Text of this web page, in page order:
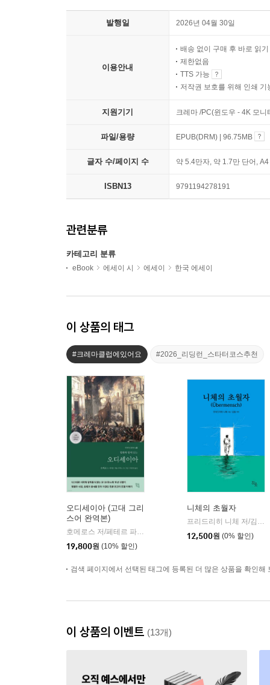
발행일 2026년 04월 30일
이용안내
배송 없이 구매 후 바로 읽기
제한없음
TTS 가능
저작권 보호를 위해 인쇄 기
지원기기 크레마 /PC(윈도우 - 4K 모
파일/용량 EPUB(DRM) | 96.75MB
글자 수/페이지 수 약 5.4만자, 약 1.7만 단어,
ISBN13 9791194278191
관련분류
카테고리 분류
eBook 에세이 시 에세이 한국 에세이
이 상품의 태그
#크레마클럽에있어요 #2026_리딩런_스타터코스추천
오디세이아 (고대 그리
스어 완역본)
| 현대지성
19,800원 (10% 할인)
니체의 초월자
12,500원 (0% 할인)
검색 페이지에서 선택된 태그에 등록된 더 많은 상품을 확인해
이 상품의 이벤트 (13개)